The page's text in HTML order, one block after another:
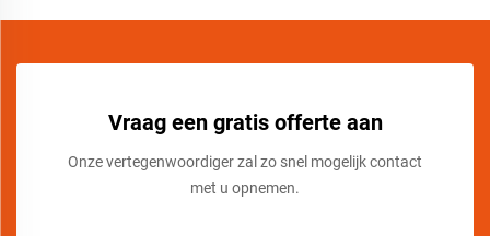
Vraag een gratis offerte aan
Onze vertegenwoordiger zal zo snel mogelijk contact
met u opnemen.